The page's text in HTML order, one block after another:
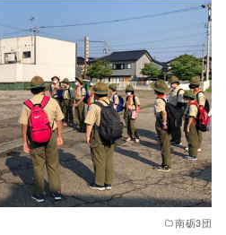
南砺3団